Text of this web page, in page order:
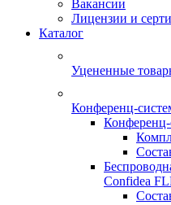
Вакансии
Лицензии и
Каталог
Уцененные
Конференц-
Конференц-
Confidea